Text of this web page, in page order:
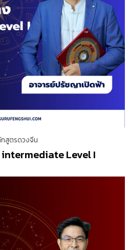
สูตรดวงจีน
Level I